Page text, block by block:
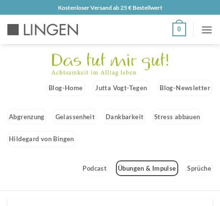
Inhalt
Kostenloser Versand ab 25 € Bestellwert
0
Blog-Home Jutta Vogt-Tegen Blog-Newsletter
Abgrenzung Gelassenheit Dankbarkeit Stress abbauen
Hildegard von Bingen
Podcast Übungen & Impulse Sprüche